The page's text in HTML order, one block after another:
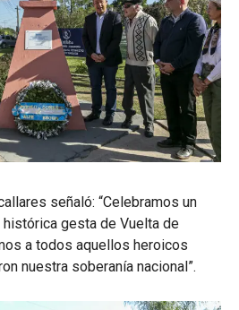
señaló: “Celebramos un
gesta de Vuelta de
a todos aquellos heroicos
nuestra soberanía nacional”.